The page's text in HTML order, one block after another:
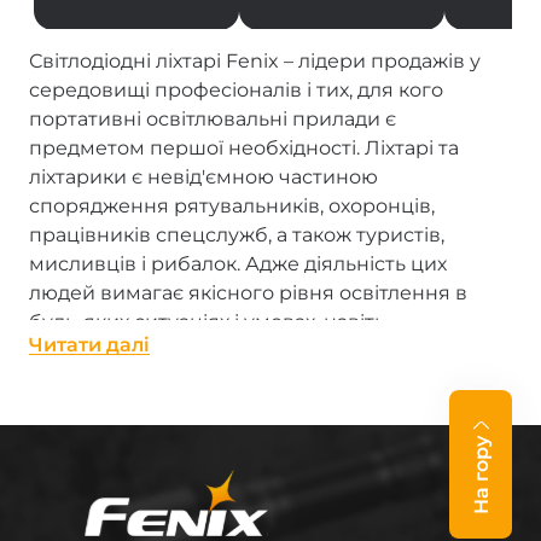
Світлодіодні ліхтарі Fenix – лідери продажів у
середовищі професіоналів і тих, для кого
портативні освітлювальні прилади є
предметом першої необхідності. Ліхтарі та
ліхтарики є невід'ємною частиною
спорядження рятувальників, охоронців,
працівників спецслужб, а також туристів,
мисливців і рибалок. Адже діяльність цих
людей вимагає якісного рівня освітлення в
будь-яких ситуаціях і умовах, навіть
екстремальних.
Ліхтарі виробництва Fenix – справжні «промені
сонця в кишені». Кожен, від надпотужного
професійного ліхтаря з LED до мініатюрного
брелока-ліхтарика, гідно виконує свою роботу.
Ліхтарі Фенікс відрізняються високою
Читати далi
На гору